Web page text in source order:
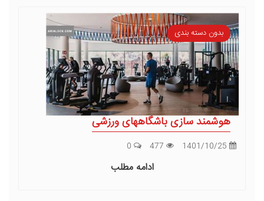
بدون دسته بندی
هوشمند سازی باشگاههای ورزشی
ادامه مطلب